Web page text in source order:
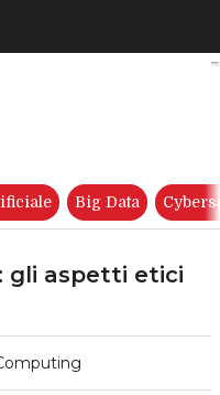
artificiale: gli
Big Data
gli aspetti etici